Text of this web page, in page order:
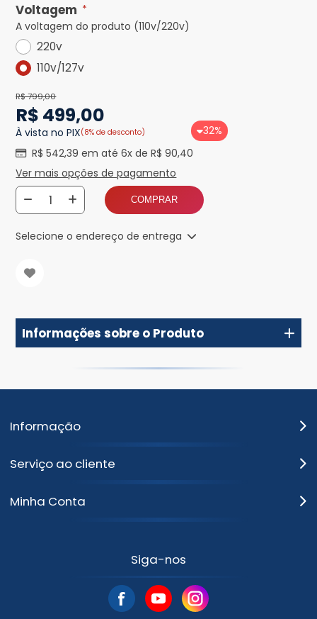
Voltagem *
A voltagem do produto (110v/220v)
220v
110v/127v
R$ 799,00
R$ 499,00
À vista no PIX(8% de desconto)
R$ 542,39 em até 6x de R$ 90,40
Ver mais opções de pagamento
32%
COMPRAR
Selecione o endereço de entrega
Informações sobre o Produto
Informação
Serviço ao cliente
Minha Conta
Siga-nos